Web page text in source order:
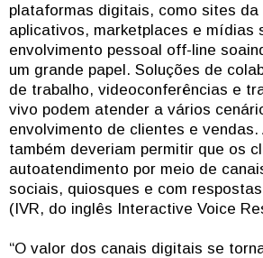
plataformas digitais, como sites da
aplicativos, marketplaces e mídias
envolvimento pessoal off-line
um grande papel. Soluções de
de trabalho, videoconferências e
vivo podem atender a vários
envolvimento de clientes e vendas.
também deveriam permitir que os
autoatendimento por meio de
sociais, quiosques e com
(IVR, do inglês Interactive Voice
“O valor dos canais digitais se